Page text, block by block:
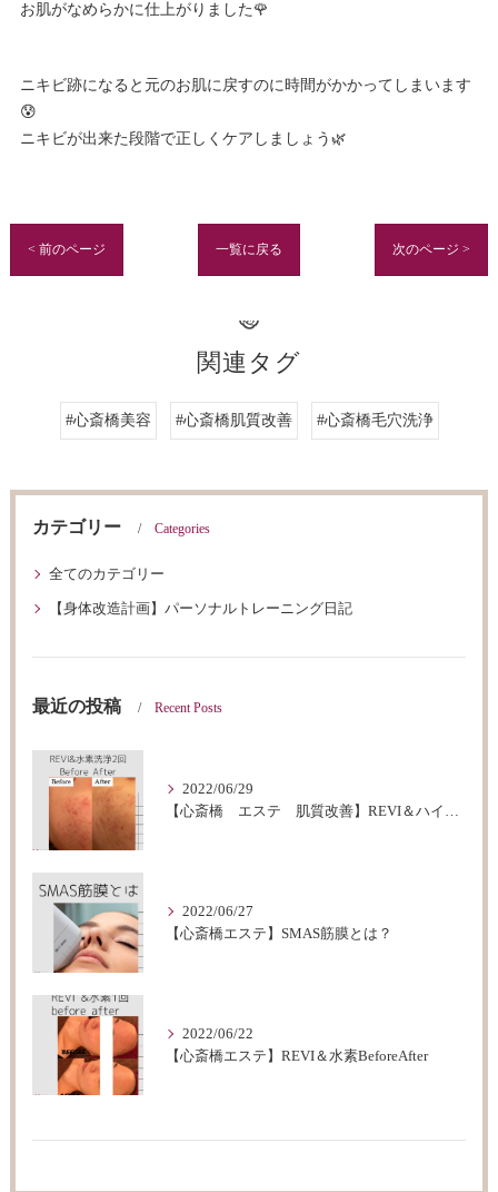
お肌がなめらかに仕上がりました🌹
ニキビ跡になると元のお肌に戻すのに時間がかかってしまいます
😰
ニキビが出来た段階で正しくケアしましょう🌿
< 前のページ 一覧に戻る 次のページ >
関連タグ
#心斎橋美容 #心斎橋肌質改善 #心斎橋毛穴洗浄
カテゴリー Categories
全てのカテゴリー
【身体改造計画】パーソナルトレーニング日記
最近の投稿 Recent Posts
2022/06/29
【心斎橋 エステ 肌質改善】REVI＆ハイドロフェイシャルBeforeAfter
2022/06/27
【心斎橋エステ】SMAS筋膜とは？
2022/06/22
【心斎橋エステ】REVI＆水素BeforeAfter